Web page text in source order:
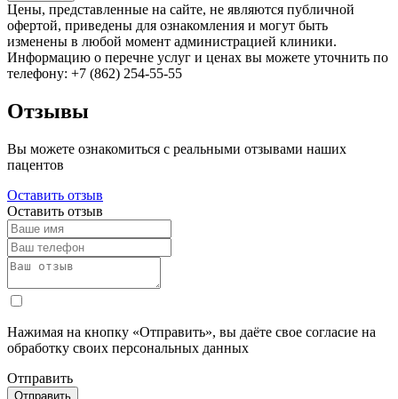
Цены, представленные на сайте, не являются публичной
офертой, приведены для ознакомления и могут быть
изменены в любой момент администрацией клиники.
Информацию о перечне услуг и ценах вы можете уточнить по
телефону: +7 (862) 254-55-55
Отзывы
Вы можете ознакомиться с реальными отзывами наших
пацентов
Оставить отзыв
Оставить отзыв
Нажимая на кнопку «Отправить», вы даёте свое согласие на
обработку своих персональных данных
Отправить